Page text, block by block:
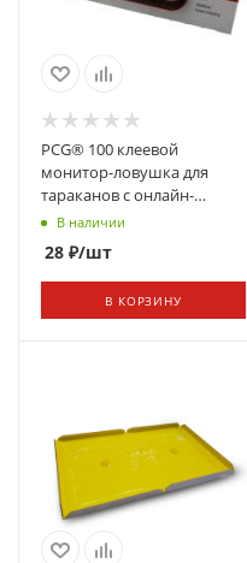
PCG® 100 клеевой
монитор-ловушка для
тараканов с онлайн-
редактором таблиц
В наличии
28 ₽/шт
В КОРЗИНУ